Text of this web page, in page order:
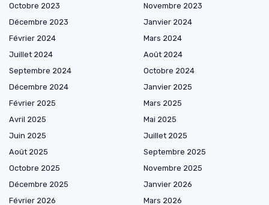
Octobre 2023
Novembre 2023
Décembre 2023
Janvier 2024
Février 2024
Mars 2024
Juillet 2024
Août 2024
Septembre 2024
Octobre 2024
Décembre 2024
Janvier 2025
Février 2025
Mars 2025
Avril 2025
Mai 2025
Juin 2025
Juillet 2025
Août 2025
Septembre 2025
Octobre 2025
Novembre 2025
Décembre 2025
Janvier 2026
Février 2026
Mars 2026